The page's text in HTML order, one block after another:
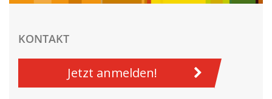
KONTAKT
Jetzt anmelden!